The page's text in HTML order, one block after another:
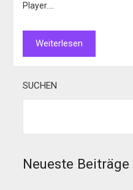
Player….
Weiterlesen
SUCHEN
Neueste Beiträge